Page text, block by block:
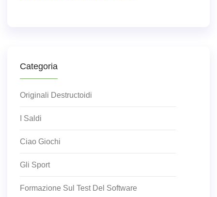
Categoria
Originali Destructoidi
I Saldi
Ciao Giochi
Gli Sport
Formazione Sul Test Del Software